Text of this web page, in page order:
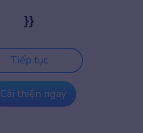
}}
Tiếp tục
Cải thiện ngay